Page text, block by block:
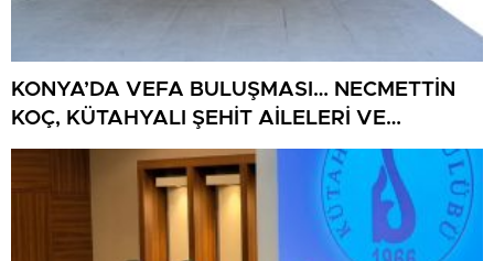
KONYA’DA VEFA BULUŞMASI… NECMETTİN
KOÇ, KÜTAHYALI ŞEHİT AİLELERİ VE
GAZİLERİ AĞIRLADI